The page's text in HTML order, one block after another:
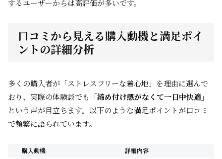
するユーザーからは高評価が多いです。
口コミから見える購入動機と満足ポイ
ントの詳細分析
多くの購入者が「ストレスフリーな着心地」を理由に選んで
おり、実際の体験談でも
「締め付け感がなくて一日中快適」
という声が目立ちます。以下のような満足ポイントが口コミ
で頻繁に語られています。
購入動機
詳細内容